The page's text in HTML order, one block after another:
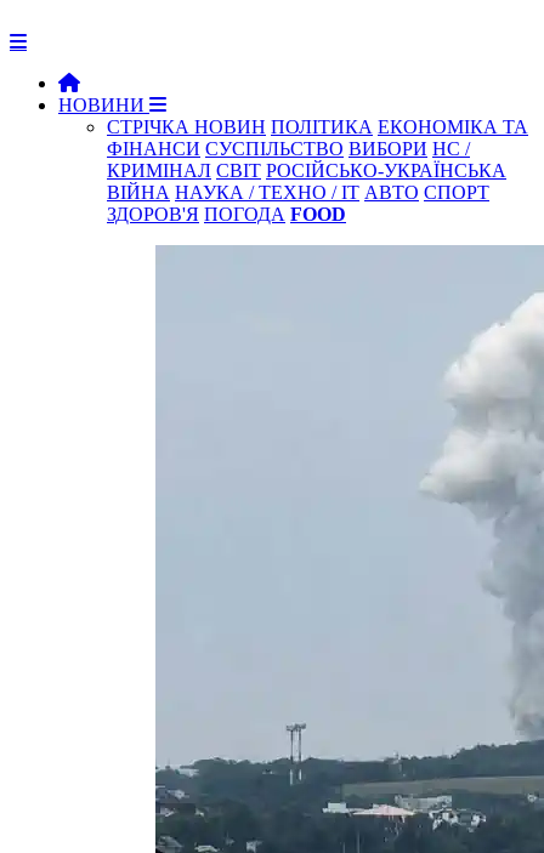
НОВИНИ
СТРІЧКА НОВИН ПОЛІТИКА ЕКОНОМІКА ТА
ФІНАНСИ СУСПІЛЬСТВО ВИБОРИ НС /
КРИМІНАЛ СВІТ РОСІЙСЬКО-УКРАЇНСЬКА
ВІЙНА НАУКА / ТЕХНО / IT АВТО СПОРТ
ЗДОРОВ'Я ПОГОДА FOOD